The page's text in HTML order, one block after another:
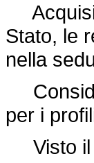
Stato, le
nella
per i
Visto il